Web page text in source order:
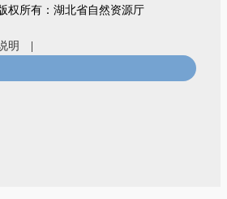
权所有：湖北省自然资源厅
明
|